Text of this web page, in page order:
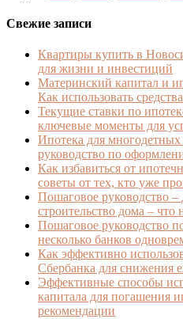
Свежие записи
Квартиры купить в
для жизни и инвестиций
Материнский капитал и
Как использовать
Текущие ставки по
ключевые моменты для
Ипотека для
руководство по
Как избавиться от
советы от тех, кто уже
Пошаговое руководство
строительство дома – что
Пошаговое руководство
несколько банков
Как эффективно
Сбербанка для снижения
Эффективные способы
капитала для погашения
рекомендации